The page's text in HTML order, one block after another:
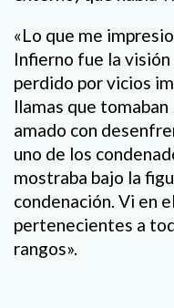
«Lo que me
Infierno fue la visión
perdido por vicios
llamas que
amado con
uno de los
mostraba bajo la
condenación. Vi en
pertenecientes a
rangos».